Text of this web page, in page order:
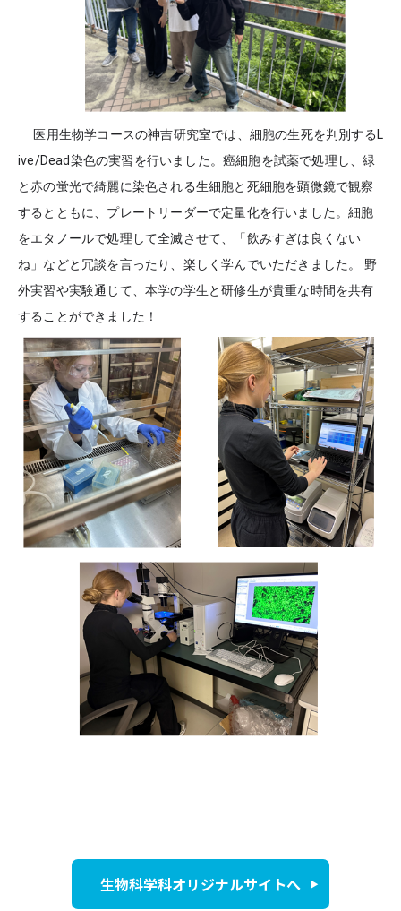
医用生物学コースの神吉研究室では、細胞の生死を判別するL
ive/Dead染色の実習を行いました。癌細胞を試薬で処理し、緑
と赤の蛍光で綺麗に染色される生細胞と死細胞を顕微鏡で観察
するとともに、プレートリーダーで定量化を行いました。細胞
をエタノールで処理して全滅させて、「飲みすぎは良くない
ね」などと冗談を言ったり、楽しく学んでいただきました。 野
外実習や実験通じて、本学の学生と研修生が貴重な時間を共有
することができました！
生物科学科オリジナルサイトへ